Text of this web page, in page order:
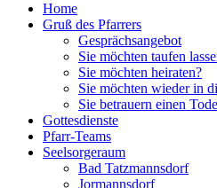
Home
Gruß des Pfarrers
Gesprächsangebot
Sie möchten taufen
Sie möchten heiraten?
Sie möchten wieder in
Sie betrauern einen
Gottesdienste
Pfarr-Teams
Seelsorgeraum
Bad Tatzmannsdorf
Jormannsdorf